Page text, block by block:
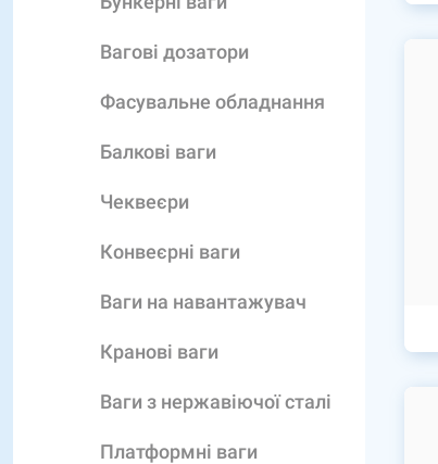
Вагові дозатори
Фасувальне обладнання
Балкові ваги
Чеквеєри
Конвеєрні ваги
Ваги на навантажувач
Кранові ваги
Ваги з нержавіючої сталі
Платформні ваги